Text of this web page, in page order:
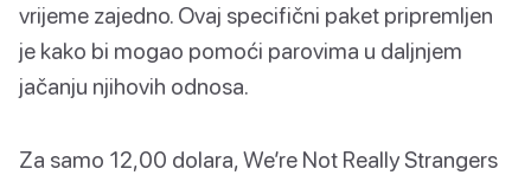
vrijeme zajedno. Ovaj specifični paket pripremljen
je kako bi mogao pomoći parovima u daljnjem
jačanju njihovih odnosa.
Za samo 12,00 dolara, We’re Not Really Strangers